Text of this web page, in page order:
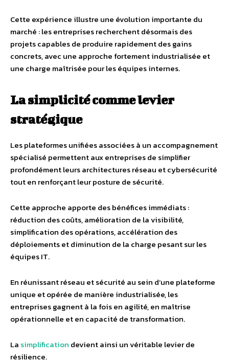
Cette expérience illustre une évolution importante du
marché : les entreprises recherchent désormais des
projets capables de produire rapidement des gains
concrets, avec une approche fortement industrialisée et
une charge maîtrisée pour les équipes internes.
La simplicité comme levier
stratégique
Les plateformes unifiées associées à un accompagnement
spécialisé permettent aux entreprises de simplifier
profondément leurs architectures réseau et cybersécurité
tout en renforçant leur posture de sécurité.
Cette approche apporte des bénéfices immédiats :
réduction des coûts, amélioration de la visibilité,
simplification des opérations, accélération des
déploiements et diminution de la charge pesant sur les
équipes IT.
En réunissant réseau et sécurité au sein d’une plateforme
unique et opérée de manière industrialisée, les
entreprises gagnent à la fois en agilité, en maîtrise
opérationnelle et en capacité de transformation.
La simplification devient ainsi un véritable levier de
résilience.